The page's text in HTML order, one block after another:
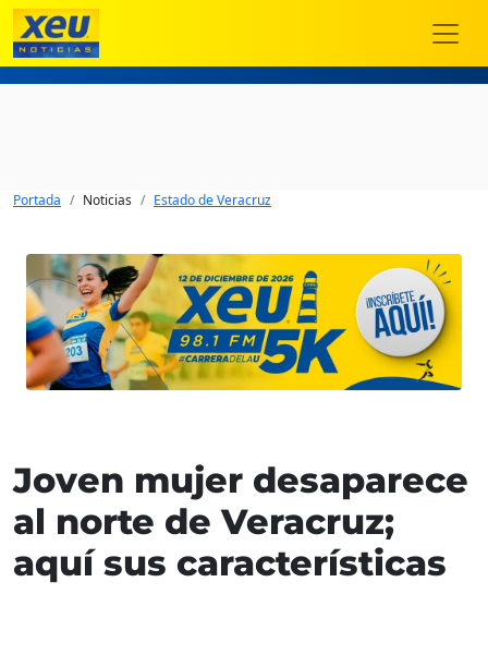
Portada Noticias Estado de Veracruz
Joven mujer desaparece
al norte de Veracruz;
aquí sus características